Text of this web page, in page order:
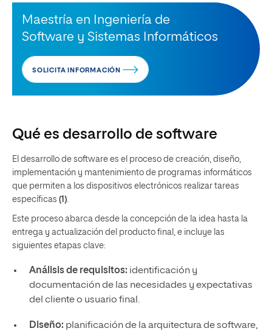
Maestría en Ingeniería de
Software y Sistemas Informáticos
SOLICITA INFORMACIÓN
Qué es desarrollo de software
El desarrollo de software es el proceso de creación, diseño,
implementación y mantenimiento de programas informáticos
que permiten a los dispositivos electrónicos realizar tareas
específicas (1)
Este proceso abarca desde la concepción de la idea hasta la
entrega y actualización del producto final, e incluye las
siguientes etapas clave:
Análisis de requisitos: identificación y
documentación de las necesidades y expectativas
del cliente o usuario final.
Diseño: planificación de la arquitectura de software,